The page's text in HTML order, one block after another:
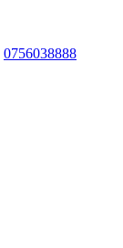
0756038888